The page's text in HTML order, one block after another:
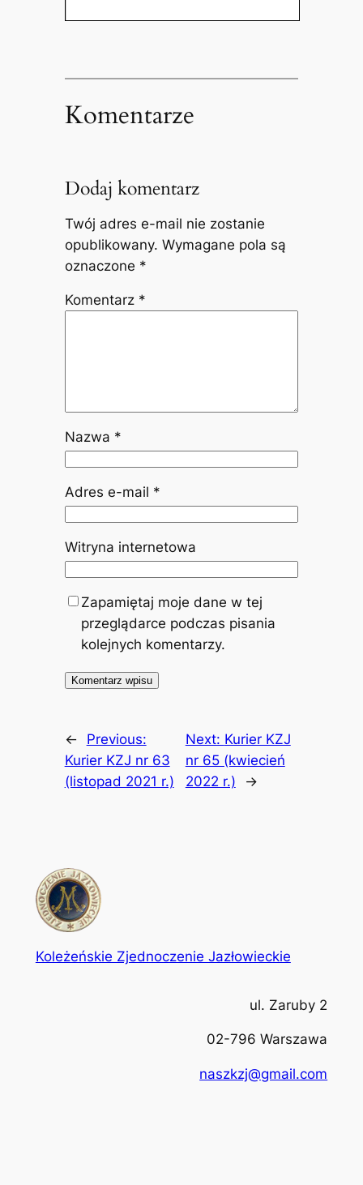
Komentarze
Dodaj komentarz
Twój adres e-mail nie zostanie
opublikowany. Wymagane pola są
oznaczone *
Komentarz *
Nazwa *
Adres e-mail *
Witryna internetowa
Zapamiętaj moje dane w tej
przeglądarce podczas pisania
kolejnych komentarzy.
←
Previous:
Kurier KZJ nr 63
(listopad 2021 r.)
Next: Kurier KZJ
nr 65 (kwiecień
2022 r.)
→
Koleżeńskie Zjednoczenie Jazłowieckie
ul. Zaruby 2
02-796 Warszawa
naszkzj@gmail.com